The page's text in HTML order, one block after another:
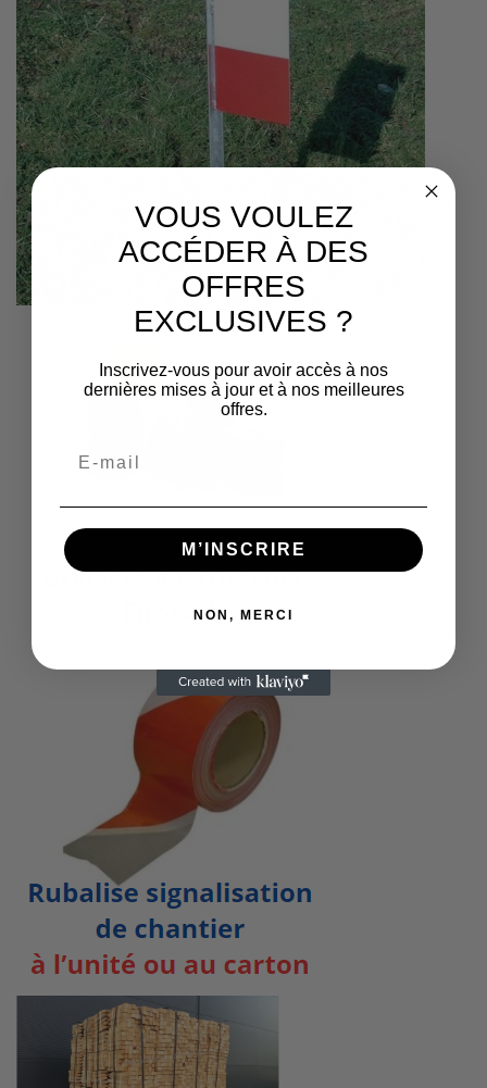
VOUS VOULEZ
ACCÉDER À DES
OFFRES
EXCLUSIVES ?
Inscrivez-vous pour avoir accès à nos
dernières mises à jour et à nos meilleures
offres.
M’INSCRIRE
NON, MERCI